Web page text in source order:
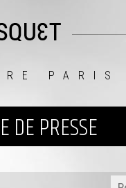
PARIS
DE PRESSE